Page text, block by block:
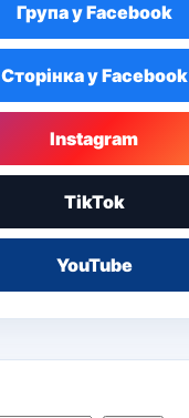
Група у Facebook
Сторінка у Facebook
Instagram
TikTok
YouTube